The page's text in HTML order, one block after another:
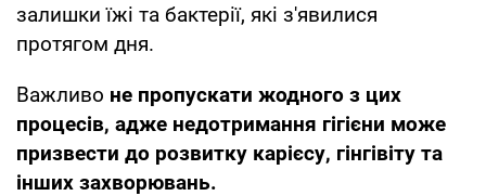
залишки їжі та бактерії, які з'явилися
протягом дня.
Важливо не пропускати жодного з цих
процесів, адже недотримання гігієни може
призвести до розвитку карієсу, гінгівіту та
інших захворювань.